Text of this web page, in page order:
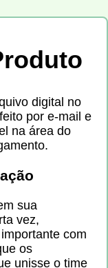
digital no
por e-mail e
na área do
sua
vez,
com
os
unisse o time